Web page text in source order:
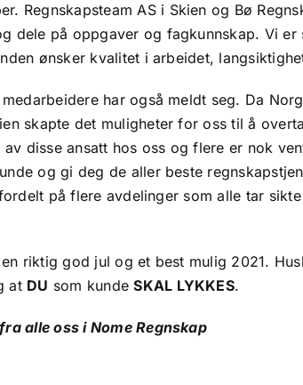
Regnskapsteam AS i Skien og Bø
dele på oppgaver og fagkunnskap. Vi
ønsker kvalitet i arbeidet,
har også meldt seg. Da
skapte det muligheter for oss til å
av disse ansatt hos oss og flere er nok
og gi deg de aller beste
på flere avdelinger som alle tar
riktig god jul og et best mulig 2021.
at DU som kundeSKAL LYKKES.
alle oss i Nome Regnskap